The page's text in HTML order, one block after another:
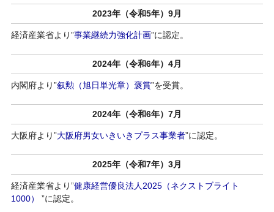
2023年（令和5年）9月
経済産業省より”事業継続力強化計画”に認定。
2024年（令和6年）4月
内閣府より”叙勲（旭日単光章）褒賞”を受賞。
2024年（令和6年）7月
大阪府より”大阪府男女いきいきプラス事業者”に認定。
2025年（令和7年）3月
経済産業省より”健康経営優良法人2025（ネクストブライト
1000）
”に認定。